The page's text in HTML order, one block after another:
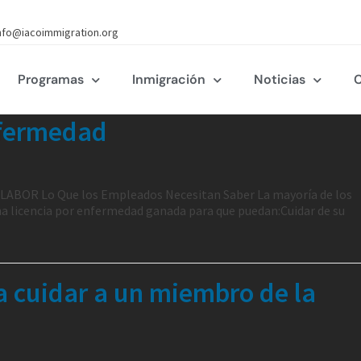
Programas Inmigración Noticias
Lo Que los Empleados Necesitan Saber La mayoría de los
por enfermedad ganada para que puedan:Cuidar de su
cuidar a un miembro de la